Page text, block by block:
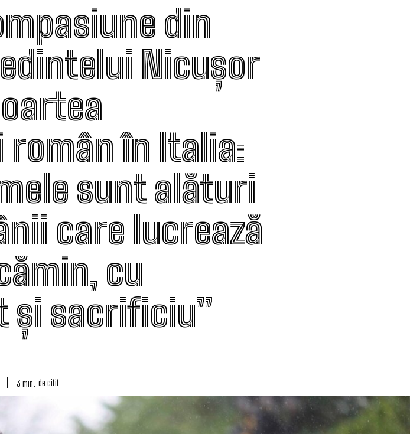
din
Nicușor
în Italia:
sunt alături
care lucrează
cu
și sacrificiu”
3 min. de citit